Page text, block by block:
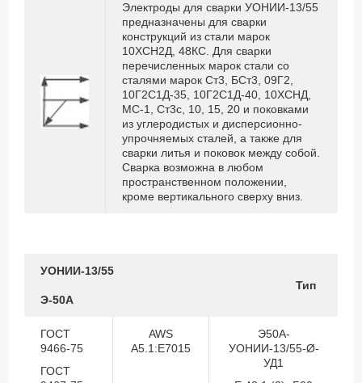
Электроды для сварки УОНИИ-13/55
предназначены для сварки
конструкций из стали марок
10ХСН2Д, 48КС. Для сварки
перечисленных марок стали со
сталями марок Ст3, БСт3, 09Г2,
10Г2С1Д-35, 10Г2С1Д-40, 10ХСНД,
МС-1, Ст3с, 10, 15, 20 и поковками
из углеродистых и дисперсионно-
упрочняемых сталей, а также для
сварки литья и поковок между собой.
Сварка возможна в любом
пространственном положении,
кроме вертикального сверху вниз.
УОНИИ-13/55
Тип
Э-50А
ГОСТ
9466-75
ГОСТ
AWS
A5.1:E7015
Э50А-
УОНИИ-13/55-Ø-
УД1